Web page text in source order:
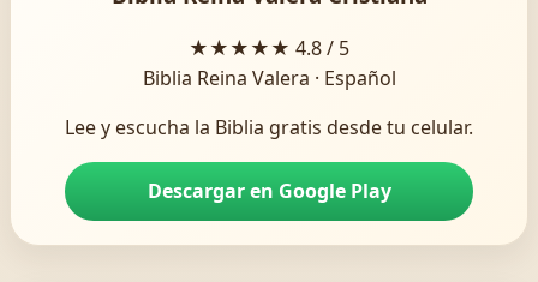
★★★★★ 4.8 / 5
Biblia Reina Valera · Español
Lee y escucha la Biblia gratis desde tu celular.
Descargar en Google Play